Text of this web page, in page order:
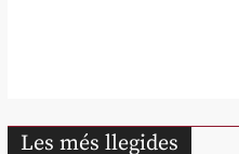
Les més llegides